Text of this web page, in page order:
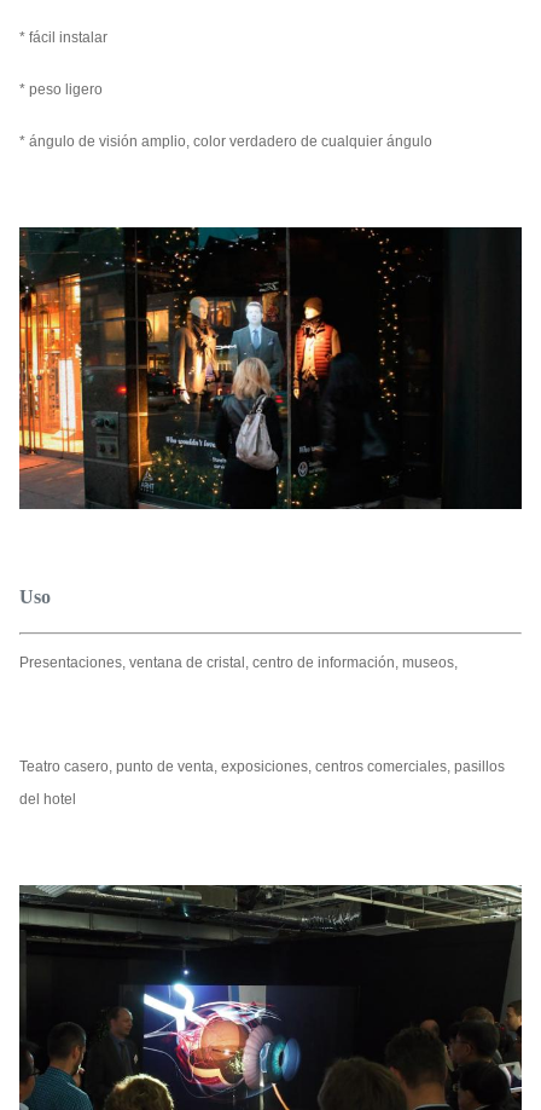
* fácil instalar
* peso ligero
* ángulo de visión amplio, color verdadero de cualquier ángulo
Uso
Presentaciones, ventana de cristal, centro de información, museos,
Teatro casero, punto de venta, exposiciones, centros comerciales, pasillos
del hotel